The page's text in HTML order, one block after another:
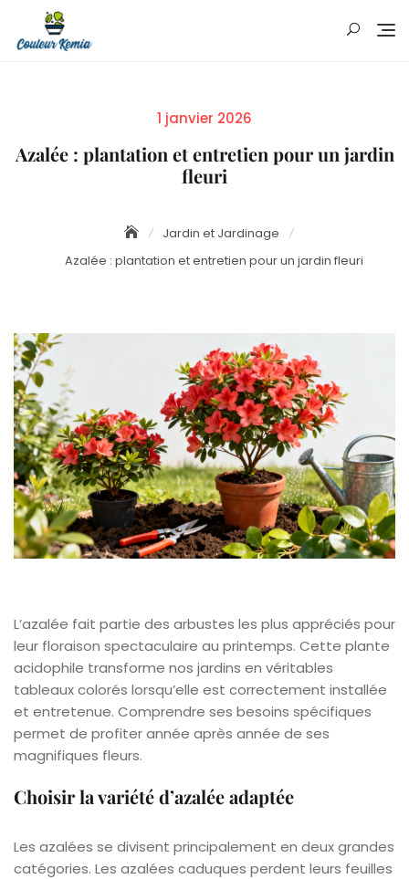
content
Posted
1 janvier 2026
Azalée : plantation et entretien pour un jardin
fleuri
Jardin et Jardinage
Azalée : plantation et entretien pour un jardin fleuri
L’azalée fait partie des arbustes les plus appréciés pour
leur floraison spectaculaire au printemps. Cette plante
acidophile transforme nos jardins en véritables
tableaux colorés lorsqu’elle est correctement installée
et entretenue. Comprendre ses besoins spécifiques
permet de profiter année après année de ses
magnifiques fleurs.
Choisir la variété d’azalée adaptée
Les azalées se divisent principalement en deux grandes
catégories. Les azalées caduques perdent leurs feuilles